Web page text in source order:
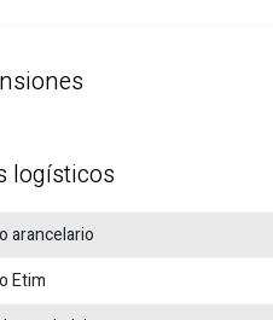
logísticos
arancelario
Etim